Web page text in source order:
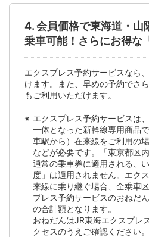
4. 会員価格で東海道・山
乗車可能！さらにお得な
エクスプレス予約サービスなら
けます。また、早めの予約でさ
もご利用いただけます。
エクスプレス予約サービスは
一体となった新幹線専用商品
車駅から）在来線をご利用の
などが必要です。「東京都区
通常の乗車券に適用される、
度」は適用されません。エク
来線に乗り継ぐ場合、全乗車
プレス予約サービスのおねだ
の合計額となります。
おねだんはJR東海エクスプレ
クセスのうえご確認ください。